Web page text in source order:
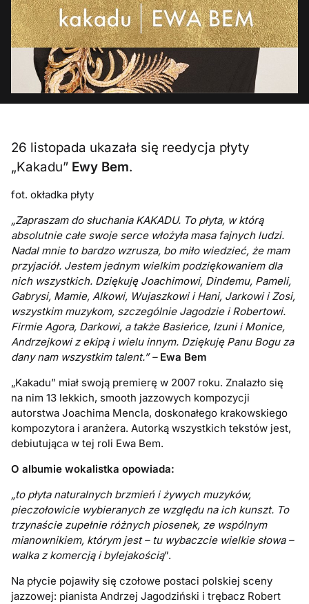
26 listopada ukazała się reedycja płyty
„Kakadu” Ewy Bem.
fot. okładka płyty
„Zapraszam do słuchania KAKADU. To płyta, w którą
absolutnie całe swoje serce włożyła masa fajnych ludzi.
Nadal mnie to bardzo wzrusza, bo miło wiedzieć, że mam
przyjaciół. Jestem jednym wielkim podziękowaniem dla
nich wszystkich. Dziękuję Joachimowi, Dindemu, Pameli,
Gabrysi, Mamie, Alkowi, Wujaszkowi i Hani, Jarkowi i Zosi,
wszystkim muzykom, szczególnie Jagodzie i Robertowi.
Firmie Agora, Darkowi, a także Basieńce, Izuni i Monice,
Andrzejkowi z ekipą i wielu innym. Dziękuję Panu Bogu za
dany nam wszystkim talent.”– Ewa Bem
„Kakadu” miał swoją premierę w 2007 roku. Znalazło się
na nim 13 lekkich, smooth jazzowych kompozycji
autorstwa Joachima Mencla, doskonałego krakowskiego
kompozytora i aranżera. Autorką wszystkich tekstów jest,
debiutująca w tej roli Ewa Bem.
O albumie wokalistka opowiada:
„to płyta naturalnych brzmień i żywych muzyków,
pieczołowicie wybieranych ze względu na ich kunszt. To
trzynaście zupełnie różnych piosenek, ze wspólnym
mianownikiem, którym jest – tu wybaczcie wielkie słowa –
walka z komercją i bylejakością”.
Na płycie pojawiły się czołowe postaci polskiej sceny
jazzowej: pianista Andrzej Jagodziński i trębacz Robert